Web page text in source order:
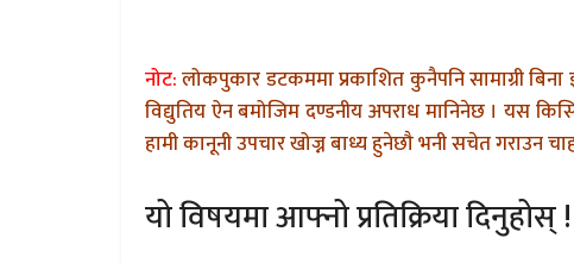
नोट:लोकपुकार डटकममा प्रकाशित कुनैपनि सामाग्री
विद्युतिय ऐन बमोजिम दण्डनीय अपराध मानिनेछ । यस
हामी कानूनी उपचार खोज्न बाध्य हुनेछौ भनी सचेत गराउन
यो विषयमा आफ्नो प्रतिक्रिया दिनुहोस् !